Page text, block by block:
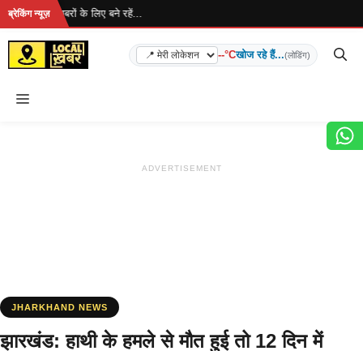
Skip
content
ब्रेकिंग न्यूज़
है... ताज़ा खबरों के लिए बने रहें...
--°Cखोज रहे हैं...(लोडिंग)
Menu
ADVERTISEMENT
JHARKHAND NEWS
झारखंड: हाथी के हमले से मौत हुई तो 12 दिन में